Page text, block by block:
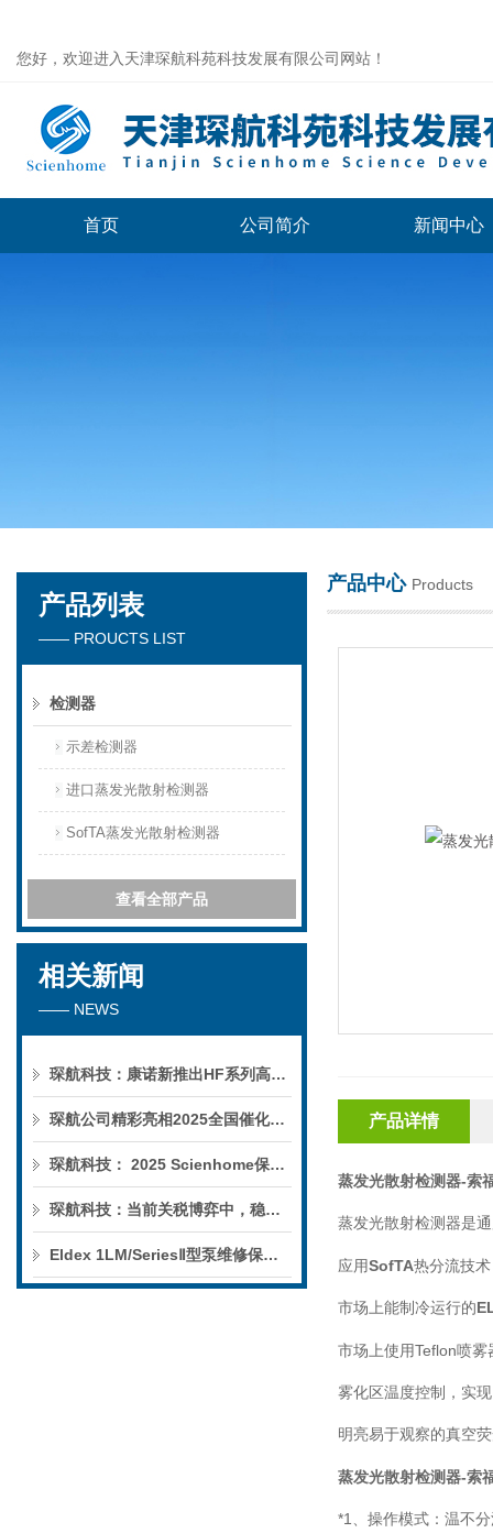
您好，欢迎进入天津琛航科苑科技发展有限公司网站！
天津琛航科苑科技发展有限公司
首页 公司简介 新闻中心
产品列表
—— PROUCTS LIST
检测器
示差检测器
进口蒸发光散射检测器
SofTA蒸发光散射检测器
查看全部产品
相关新闻
—— NEWS
琛航科技：康诺新推出HF系列高压恒流泵
琛航公司精彩亮相2025全国催化学术会议
琛航科技： 2025 Scienhome保护柱年中赠送活动
琛航科技：当前关税博弈中，稳定的货源可解您燃眉之急
Eldex 1LM/SeriesⅡ型泵维修保养服务
产品中心 Products
产品详情
蒸发光散射检测器-索
蒸发光散射检测器是
应用SofTA热分流技
市场上能制冷运行的
市场上使用Teflon喷雾
雾化区温度控制，实
明亮易于观察的真空
蒸发光散射检测器-索
*1 、操作模式：温不